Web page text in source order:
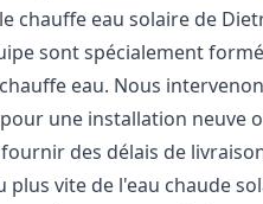
chauffe eau solaire de
sont spécialement
eau. Nous
une installation neuve
des délais de
plus vite de l'eau chaude